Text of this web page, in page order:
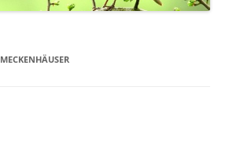
MECKENHÄUSER